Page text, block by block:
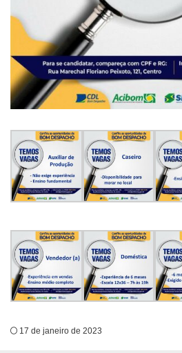
17 de janeiro de 2023